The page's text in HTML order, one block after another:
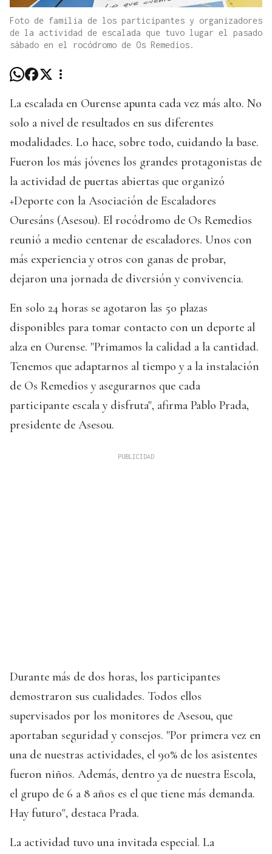
Foto de familia de los participantes y organizadores
de la actividad de escalada que tuvo lugar el pasado
sábado en el rocódromo de Os Remedios.
La escalada en Ourense apunta cada vez más alto. No
solo a nivel de resultados en sus diferentes
modalidades. Lo hace, sobre todo, cuidando la base.
Fueron los más jóvenes los grandes protagonistas de
la actividad de puertas abiertas que organizó
+Deporte con la Asociación de Escaladores
Ouresáns (Asesou). El rocódromo de Os Remedios
reunió a medio centenar de escaladores. Unos con
más experiencia y otros con ganas de probar,
dejaron una jornada de diversión y convivencia.
En solo 24 horas se agotaron las 50 plazas
disponibles para tomar contacto con un deporte al
alza en Ourense. "Primamos la calidad a la cantidad.
Tenemos que adaptarnos al tiempo y a la instalación
de Os Remedios y asegurarnos que cada
participante escala y disfruta", afirma Pablo Prada,
presidente de Asesou.
Durante más de dos horas, los participantes
demostraron sus cualidades. Todos ellos
supervisados por los monitores de Asesou, que
aportaban seguridad y consejos. "Por primera vez en
una de nuestras actividades, el 90% de los asistentes
fueron niños. Además, dentro ya de nuestra Escola,
el grupo de 6 a 8 años es el que tiene más demanda.
Hay futuro", destaca Prada.
La actividad tuvo una invitada especial. La